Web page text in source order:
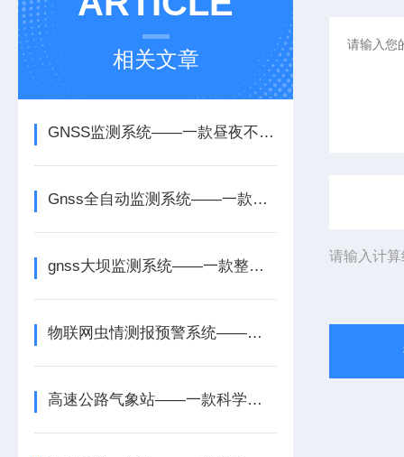
相关文章
GNSS监测系统——一款昼夜不间断观测的GNSS观测站2025全+境+派+送
Gnss全自动监测系统——一款长期数据积累的高精度北斗 gnss监测系统2025
gnss大坝监测系统——一款整体位移感知的隧道gnss监测系统2025
物联网虫情测报预警系统——一款日夜坚守的智能虫情测报灯系统2026+派+送
高速公路气象站——一款科学决策与资源优化的道路交通气象系统2025+派+送
请输入计